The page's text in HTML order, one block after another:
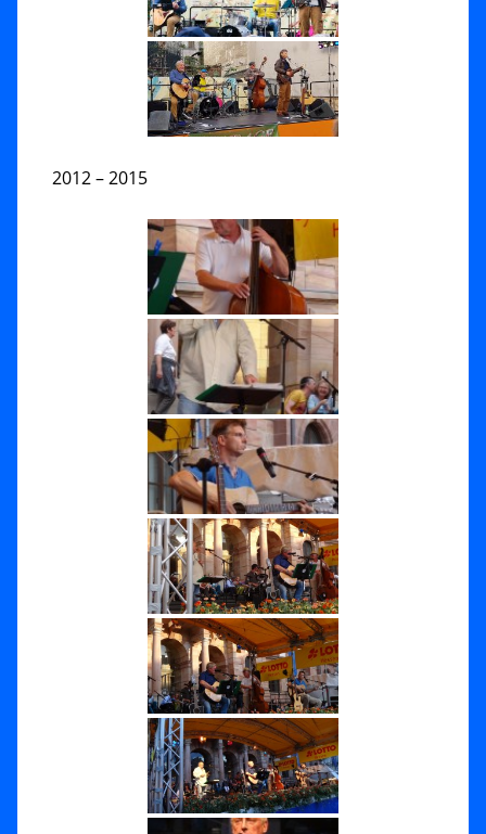
2012 – 2015